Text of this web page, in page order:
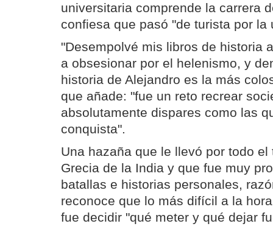
universitaria comprende la carrera
confiesa que pasó "de turista por la
"Desempolvé mis libros de historia
a obsesionar por el helenismo, y
historia de Alejandro es la más
que añade: "fue un reto recrear
absolutamente dispares como las
conquista".
Una hazaña que le llevó por todo
Grecia de la India y que fue muy
batallas e historias personales,
reconoce que lo más difícil a la
fue decidir "qué meter y qué dejar